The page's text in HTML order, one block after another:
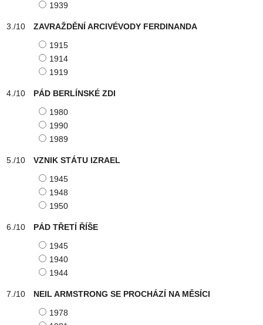
1939
ZAVRAŽDĚNÍ ARCIVÉVODY FERDINANDA
1915
1914
1919
PÁD BERLÍNSKÉ ZDI
1980
1990
1989
VZNIK STÁTU IZRAEL
1945
1948
1950
PÁD TŘETÍ ŘÍŠE
1945
1940
1944
NEIL ARMSTRONG SE PROCHÁZÍ NA MĚSÍCI
1978